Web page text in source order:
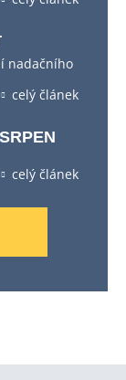
nadačního
celý článek
celý článek